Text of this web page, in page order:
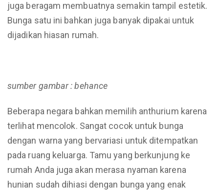
juga beragam membuatnya semakin tampil estetik.
Bunga satu ini bahkan juga banyak dipakai untuk
dijadikan hiasan rumah.
sumber gambar : behance
Beberapa negara bahkan memilih anthurium karena
terlihat mencolok. Sangat cocok untuk bunga
dengan warna yang bervariasi untuk ditempatkan
pada ruang keluarga. Tamu yang berkunjung ke
rumah Anda juga akan merasa nyaman karena
hunian sudah dihiasi dengan bunga yang enak